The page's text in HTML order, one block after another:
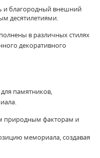
и благородный внешний
десятилетиями.
в различных стилях
декоративного
памятников,
природным факторам и
мемориала, создавая